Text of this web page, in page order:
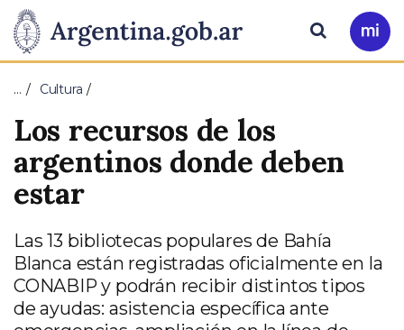
Presidencia
de
la
Nación
Pasar al contenido principal
Ir
a
Buscar
… Cultura
Los recursos de los
argentinos donde deben
estar
Las 13 bibliotecas populares de Bahía
Blanca están registradas oficialmente en la
CONABIP y podrán recibir distintos tipos
de ayudas: asistencia específica ante